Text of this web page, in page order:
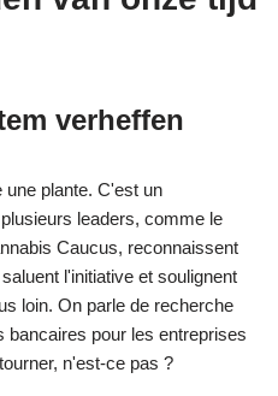
verheffen
plante. C'est un
leaders, comme le
Caucus, reconnaissent
l'initiative et soulignent
loin. On parle de recherche
pour les entreprises
n'est-ce pas ?